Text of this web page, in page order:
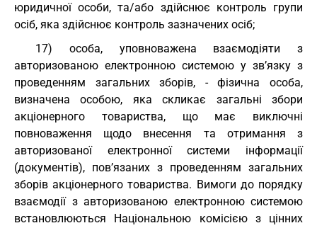
юридичної особи, та/або здійснює контроль групи
осіб, яка здійснює контроль зазначених осіб;
17) особа, уповноважена взаємодіяти з
авторизованою електронною системою у зв’язку з
проведенням загальних зборів, - фізична особа,
визначена особою, яка скликає загальні збори
акціонерного товариства, що має виключні
повноваження щодо внесення та отримання з
авторизованої електронної системи інформації
(документів), пов’язаних з проведенням загальних
зборів акціонерного товариства. Вимоги до порядку
взаємодії з авторизованою електронною системою
встановлюються Національною комісією з цінних